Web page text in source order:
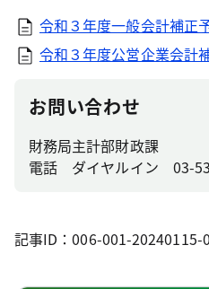
令和３年度一般会計補正
令和３年度公営企業会計
お問い合わせ
財務局主計部財政課
電話 ダイヤルイン 03-
記事ID：006-001-20240115-